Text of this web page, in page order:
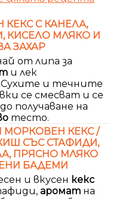
КЕКС С КАНЕЛА,
КИСЕЛО МЛЯКО И
ЗАХАР
от липа за
и лек
и течните
се смесват и се
получаване на
тесто.
МОРКОВЕН КЕКС /
СЪС СТАФИДИ,
ПРЯСНО МЛЯКО
БАДЕМИ
и вкусен кекс
аромат на